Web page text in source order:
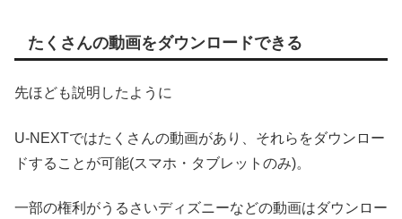
たくさんの動画をダウンロードできる
先ほども説明したように
U-NEXTではたくさんの動画があり、それらをダウンロー
ドすることが可能(スマホ・タブレットのみ)。
一部の権利がうるさいディズニーなどの動画はダウンロー